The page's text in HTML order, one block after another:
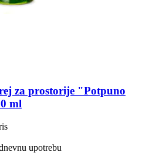
za prostorije "Potpuno
ml
upotrebu